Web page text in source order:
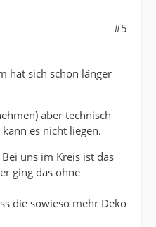
#5
hat sich schon länger
aber technisch
es nicht liegen.
uns im Kreis ist das
ging das ohne
die sowieso mehr Deko